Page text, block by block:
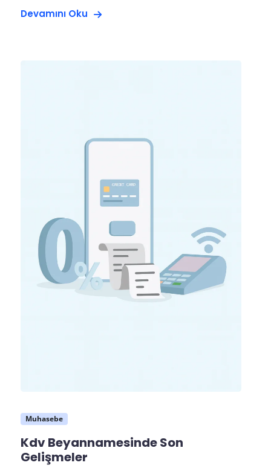
Devamını Oku
Muhasebe
Kdv Beyannamesinde Son
Gelişmeler